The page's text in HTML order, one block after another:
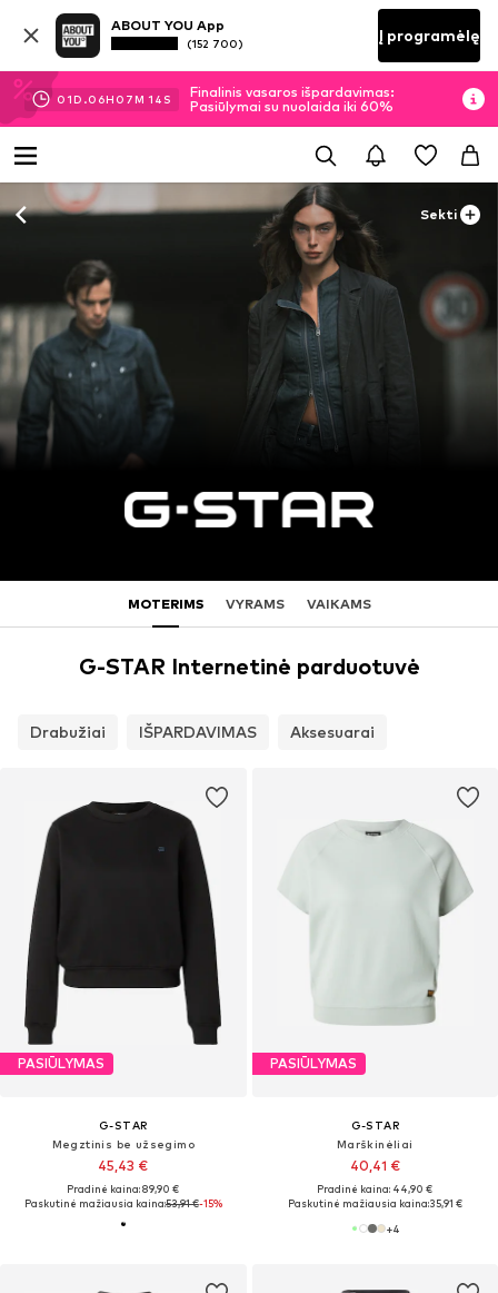
ABOUT YOU App
(152 700) Į programėlę
01D.06H 07M 12 S
Finalinis vasaros išpardavimas:
Pasiūlymai su nuolaida iki 60%
Sekti
MOTERIMS VYRAMS VAIKAMS
G-STAR Internetinė parduotuvė
Drabužiai IŠPARDAVIMAS Aksesuarai
PASIŪLYMAS
G-STAR
Megztinis be užsegimo
45,43 €
Pradinė kaina: 89,90 €
Paskutinė mažiausia kaina:53,91 €-15%
PASIŪLYMAS
G-STAR
Marškinėliai
40,41 €
Pradinė kaina: 44,90 €
Paskutinė mažiausia kaina:35,91 €
+4